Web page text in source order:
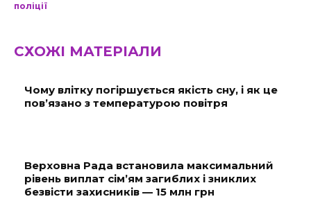
поліції
СХОЖІ МАТЕРІАЛИ
Чому влітку погіршується якість сну, і як це
пов’язано з температурою повітря
Верховна Рада встановила максимальний
рівень виплат сім’ям загиблих і зниклих
безвісти захисників — 15 млн грн